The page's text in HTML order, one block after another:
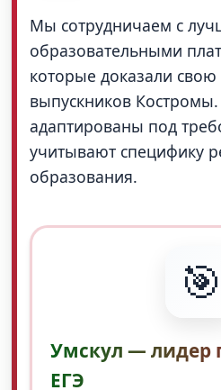
Мы сотрудничаем с
образовательными
которые доказали свою
выпускников Костромы.
адаптированы под
учитывают специфику
образования.
🎯
Умскул — лидер
ЕГЭ